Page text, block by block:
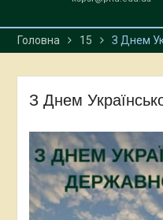
Головна 15 З Днем
З Днем